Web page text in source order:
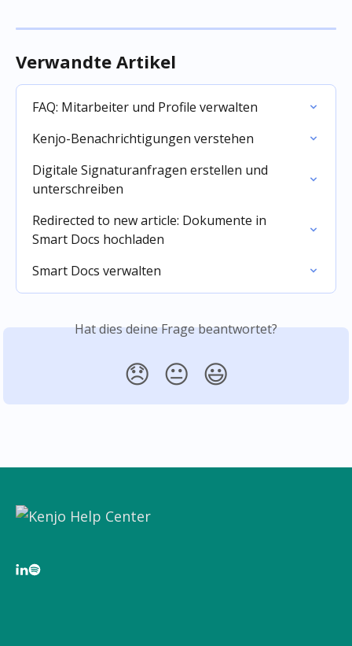
Verwandte Artikel
FAQ: Mitarbeiter und Profile verwalten
Kenjo-Benachrichtigungen verstehen
Digitale Signaturanfragen erstellen und
unterschreiben
Redirected to new article: Dokumente in
Smart Docs hochladen
Smart Docs verwalten
Hat dies deine Frage beantwortet?
😞 😐 😃